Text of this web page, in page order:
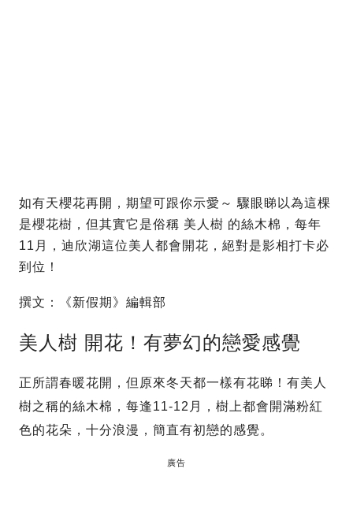
如有天櫻花再開，期望可跟你示愛～ 驟眼睇以為這棵
是櫻花樹，但其實它是俗稱 美人樹 的絲木棉，每年
11月，迪欣湖這位美人都會開花，絕對是影相打卡必
到位！
撰文：《新假期》編輯部
美人樹 開花！有夢幻的戀愛感覺
正所謂春暖花開，但原來冬天都一樣有花睇！有美人
樹之稱的絲木棉，每逢11-12月，樹上都會開滿粉紅
色的花朵，十分浪漫，簡直有初戀的感覺。
廣告